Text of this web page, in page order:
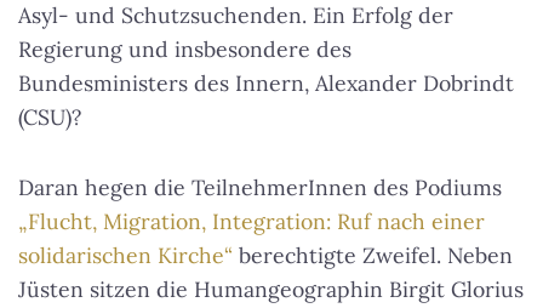
Asyl- und Schutzsuchenden. Ein Erfolg der
Regierung und insbesondere des
Bundesministers des Innern, Alexander Dobrindt
(CSU)?
Daran hegen die TeilnehmerInnen des Podiums
„Flucht, Migration, Integration: Ruf nach einer
solidarischen Kirche“ berechtigte Zweifel. Neben
Jüsten sitzen die Humangeographin Birgit Glorius